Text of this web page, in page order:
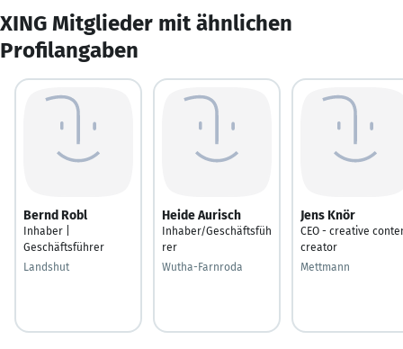
XING Mitglieder mit ähnlichen
Profilangaben
Bernd Robl
Inhaber |
Geschäftsführer
Landshut
Heide Aurisch
Inhaber/Geschäftsfüh
rer
Wutha-Farnroda
Jens Knör
CEO - creative
creator
Mettmann